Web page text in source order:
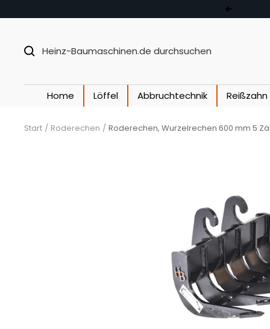
Zurück
Home Löffel Abbruchtechnik Reißzahn
Start Roderechen Roderechen, Wurzelrechen 600 mm 5